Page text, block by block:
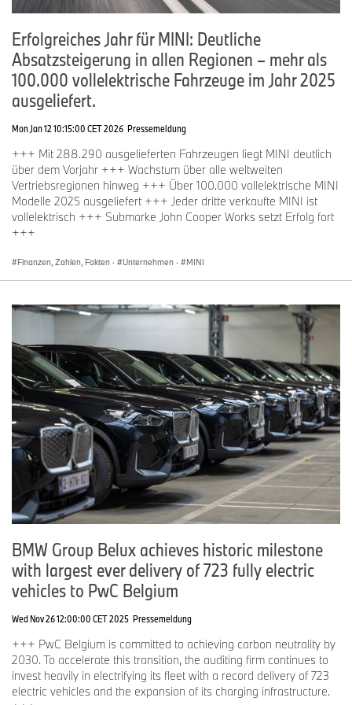
Erfolgreiches Jahr für MINI: Deutliche
Absatzsteigerung in allen Regionen – mehr als
100.000 vollelektrische Fahrzeuge im Jahr 2025
ausgeliefert.
Mon Jan 12 10:15:00 CET 2026 Pressemeldung
+++ Mit 288.290 ausgelieferten Fahrzeugen liegt MINI deutlich
über dem Vorjahr +++ Wachstum über alle weltweiten
Vertriebsregionen hinweg +++ Über 100.000 vollelektrische MINI
Modelle 2025 ausgeliefert +++ Jeder dritte verkaufte MINI ist
vollelektrisch +++ Submarke John Cooper Works setzt Erfolg fort
+++
Finanzen, Zahlen, Fakten · Unternehmen · MINI
BMW Group Belux achieves historic milestone
with largest ever delivery of 723 fully electric
vehicles to PwC Belgium
Wed Nov 26 12:00:00 CET 2025 Pressemeldung
+++ PwC Belgium is committed to achieving carbon neutrality by
2030. To accelerate this transition, the auditing firm continues to
invest heavily in electrifying its fleet with a record delivery of 723
electric vehicles and the expansion of its charging infrastructure.